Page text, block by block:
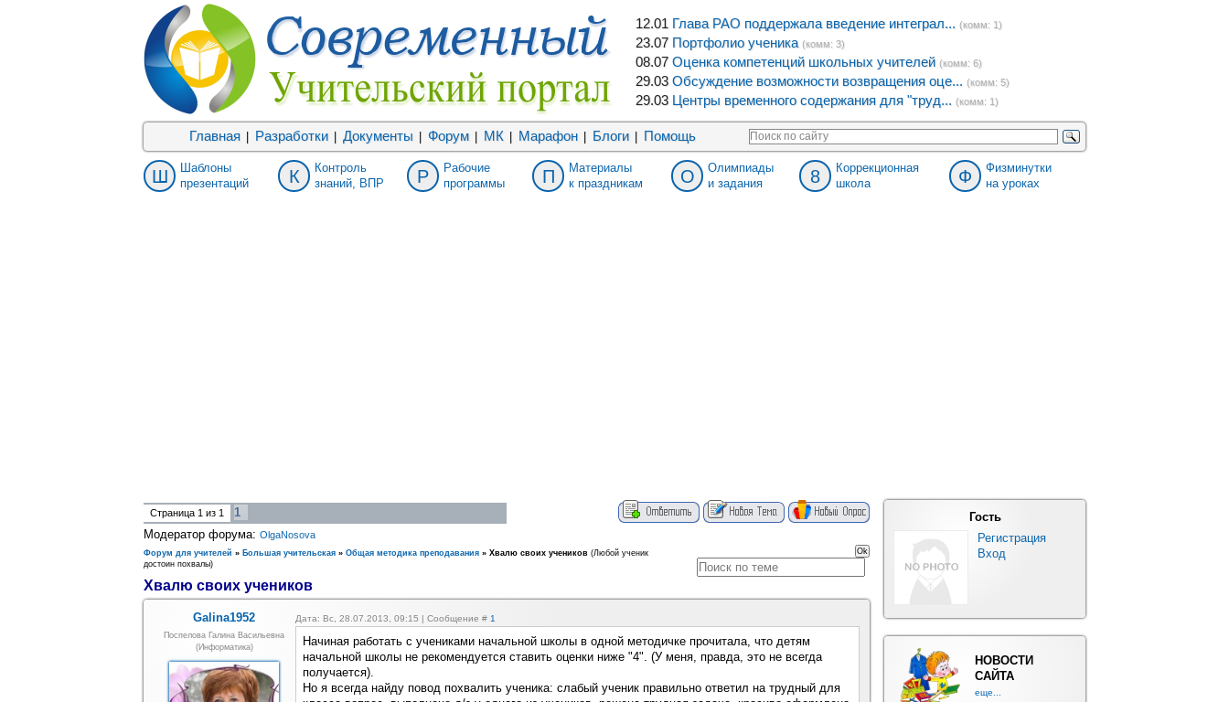
12.01 Глава РАО поддержала введение интеграл... (комм: 1)
23.07 Портфолио ученика (комм: 3)
08.07 Оценка компетенций школьных учителей (комм: 6)
29.03 Обсуждение возможности возвращения оце... (комм: 5)
29.03 Центры временного содержания для "труд... (комм: 1)
Главная Разработки Документы Форум МК Марафон Блоги Помощь
Ш
Шаблоны
презентаций
К
Контроль
знаний, ВПР
Р
Рабочие
программы
П
Материалы
к праздникам
О
Олимпиады
и задания
8
Коррекционная
школа
Ф
Физминутки
на уроках
Страница 1 из 1
1
Модератор форума: OlgaNosova
Форум для учителей » Большая учительская » Общая методика преподавания » Хвалю своих учеников (Любой ученик
достоин похвалы)
Хвалю своих учеников
Galina1952 Дата: Вс, 28.07.2013, 09:15 | Сообщение # 1
Поспелова Галина Васильевна
(информатика)
Начиная работать с учениками начальной школы в одной методичке прочитала, что детям
начальной школы не рекомендуется ставить оценки ниже "4". (У меня, правда, это не всегда
получается).
Но я всегда найду повод похвалить ученика: слабый ученик правильно ответил на трудный для
Гость
Регистрация
Вход
НОВОСТИ
САЙТА
еще...